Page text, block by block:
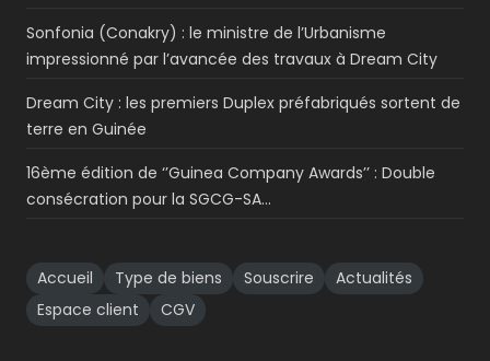
Sonfonia (Conakry) : le ministre de l’Urbanisme
impressionné par l’avancée des travaux à Dream City
Dream City : les premiers Duplex préfabriqués sortent de
terre en Guinée
16ème édition de ‘’Guinea Company Awards’’ : Double
consécration pour la SGCG-SA…
Accueil Type de biens Souscrire
Actualités
Espace client
CGV